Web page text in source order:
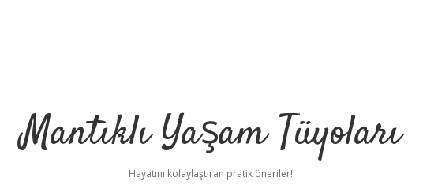
Mantıklı Yaşam Tüyoları
Hayatını kolaylaştıran pratik öneriler!